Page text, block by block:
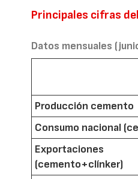
Principales cifras
Datos mensuales
Producción cemento
Consumo nacional
Exportaciones
(cemento+clínker)